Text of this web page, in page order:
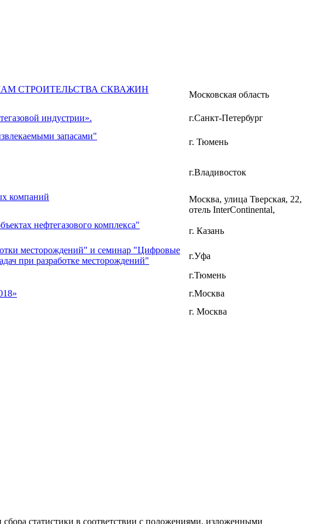
СТРОИТЕЛЬСТВА СКВАЖИН
Московская область
индустрии».
г.Санкт-Петербург
запасами"
г. Тюмень
г.Владивосток
компаний
Москва, улица Тверская, 22,
отель InterContinental,
нефтегазового комплекса"
г. Казань
месторождений" и семинар "Цифровые
при разработке месторождений"
г.Уфа
г.Тюмень
г.Москва
г. Москва
статистики в соответствии с положениями, изложенными